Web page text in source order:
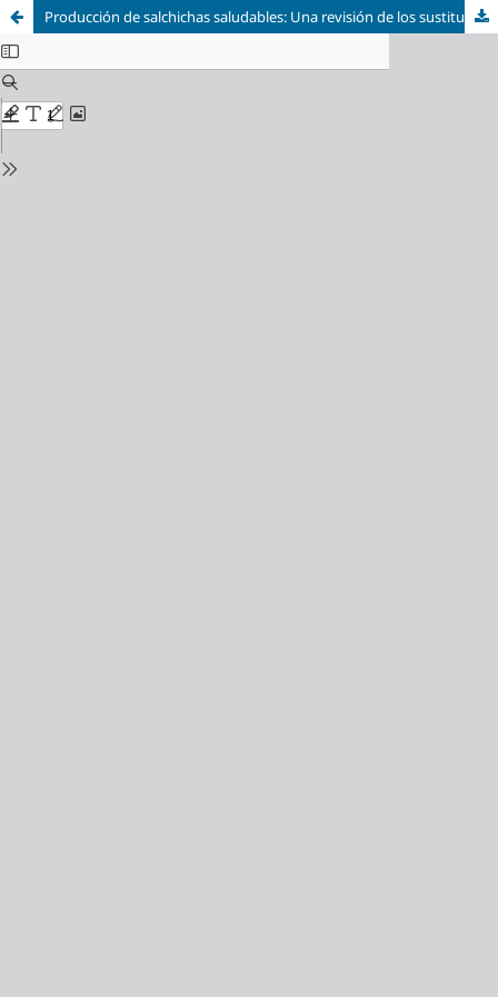
Producción de salchichas saludables: Una revisión de los sustitutos de origen vegetal para grasa, carne y sales